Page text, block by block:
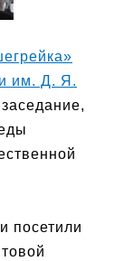
им. Д. Я.
посетили